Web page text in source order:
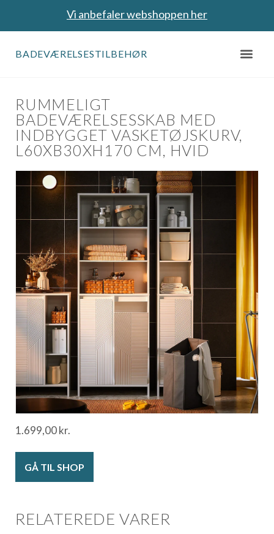
Vi anbefaler webshoppen her
BADEVÆRELSESTILBEHØR
RUMMELIGT
BADEVÆRELSESSKAB MED
INDBYGGET VASKETØJSKURV,
L60XB30XH170 CM, HVID
1.699,00kr.
GÅ TIL SHOP
RELATEREDE VARER